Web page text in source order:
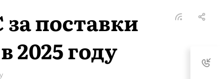
поставки
2025 году